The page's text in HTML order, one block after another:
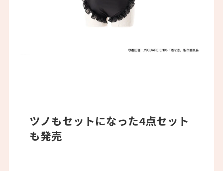
ツノもセットになった4点セット
も発売